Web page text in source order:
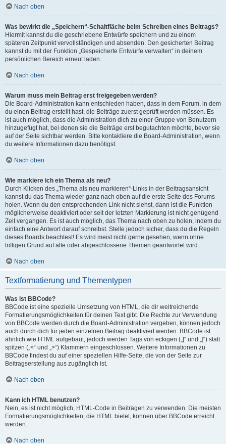
Nach oben
Was bewirkt die „Speichern“-Schaltfläche beim Schreiben eines Beitrags?
Hiermit kannst du die geschriebene Entwürfe speichern und zu einem
späteren Zeitpunkt vervollständigen und absenden. Den gesicherten Beitrag
kannst du mit der Funktion „Gespeicherte Entwürfe verwalten“ in deinem
persönlichen Bereich erneut laden.
Nach oben
Warum muss mein Beitrag erst freigegeben werden?
Die Board-Administration kann entschieden haben, dass in dem Forum, in dem
du einen Beitrag erstellt hast, die Beiträge zuerst geprüft werden müssen. Es
ist auch möglich, dass die Administration dich zu einer Gruppe von Benutzern
hinzugefügt hat, bei denen sie die Beiträge erst begutachten möchte, bevor sie
auf der Seite sichtbar werden. Bitte kontaktiere die Board-Administration, wenn
du weitere Informationen dazu benötigst.
Nach oben
Wie markiere ich ein Thema als neu?
Durch Klicken des „Thema als neu markieren“-Links in der Beitragsansicht
kannst du das Thema wieder ganz nach oben auf die erste Seite des Forums
holen. Wenn du den entsprechenden Link nicht siehst, dann ist die Funktion
möglicherweise deaktiviert oder seit der letzten Markierung ist nicht genügend
Zeit vergangen. Es ist auch möglich, das Thema nach oben zu holen, indem du
einfach eine Antwort darauf schreibst. Stelle jedoch sicher, dass du die Regeln
dieses Boards beachtest! Es wird meist nicht gerne gesehen, wenn ohne
triftigen Grund auf alte oder abgeschlossene Themen geantwortet wird.
Nach oben
Textformatierung und Thementypen
Was ist BBCode?
BBCode ist eine spezielle Umsetzung von HTML, die dir weitreichende
Formatierungsmöglichkeiten für deinen Text gibt. Die Rechte zur Verwendung
von BBCode werden durch die Board-Administration vergeben, können jedoch
auch durch dich für jeden einzelnen Beitrag deaktiviert werden. BBCode ist
ähnlich wie HTML aufgebaut, jedoch werden Tags von eckigen („[“ und „]“) statt
spitzen („<“ und „>“) Klammern eingeschlossen. Weitere Informationen zu
BBCode findest du auf einer speziellen Hilfe-Seite, die von der Seite zur
Beitragserstellung aus zugänglich ist.
Nach oben
Kann ich HTML benutzen?
Nein, es ist nicht möglich, HTML-Code in Beiträgen zu verwenden. Die meisten
Formatierungsmöglichkeiten, die HTML bietet, können über BBCode erreicht
werden.
Nach oben